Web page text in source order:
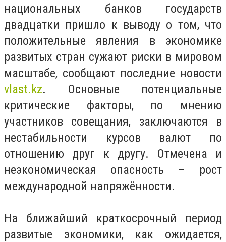
национальных банков государств
двадцатки пришло к выводу о том, что
положительные явления в экономике
развитых стран сужают риски в мировом
масштабе, сообщают последние новости
vlast.kz. Основные потенциальные
критические факторы, по мнению
участников совещания, заключаются в
нестабильности курсов валют по
отношению друг к другу. Отмечена и
неэкономическая опасность – рост
международной напряжённости.
На ближайший краткосрочный период
развитые экономики, как ожидается,